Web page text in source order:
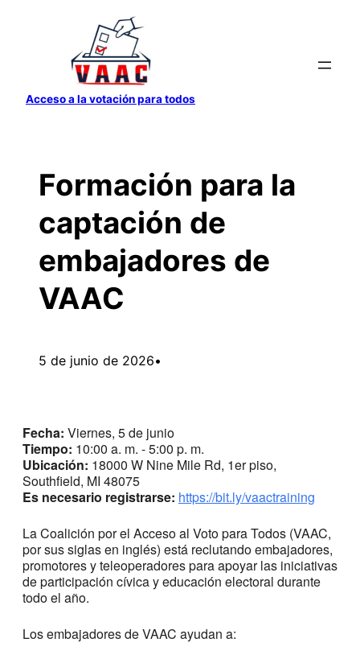
contenido
Acceso a la votación para todos
Formación para la
captación de
embajadores de
VAAC
5 de junio de 2026•
Fecha: Viernes, 5 de junio
Tiempo: 10:00 a. m. - 5:00 p. m.
Ubicación: 18000 W Nine Mile Rd, 1er piso,
Southfield, MI 48075
Es necesario registrarse: https://bit.ly/vaactraining
La Coalición por el Acceso al Voto para Todos (VAAC,
por sus siglas en inglés) está reclutando embajadores,
promotores y teleoperadores para apoyar las iniciativas
de participación cívica y educación electoral durante
todo el año.
Los embajadores de VAAC ayudan a: